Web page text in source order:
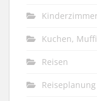
Kuchen,
Reisen
Reiseplanung